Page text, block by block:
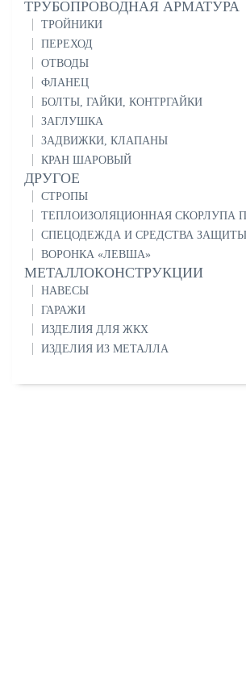
ТРУБОПРОВОДНАЯ АРМАТУРА
ТРОЙНИКИ
ПЕРЕХОД
ОТВОДЫ
ФЛАНЕЦ
БОЛТЫ, ГАЙКИ, КОНТРГАЙКИ
ЗАГЛУШКА
ЗАДВИЖКИ, КЛАПАНЫ
КРАН ШАРОВЫЙ
ДРУГОЕ
СТРОПЫ
ТЕПЛОИЗОЛЯЦИОННАЯ СКОРЛУПА
СПЕЦОДЕЖДА И СРЕДСТВА ЗАЩИТЫ
ВОРОНКА «ЛЕВША»
МЕТАЛЛОКОНСТРУКЦИИ
НАВЕСЫ
ГАРАЖИ
ИЗДЕЛИЯ ДЛЯ ЖКХ
ИЗДЕЛИЯ ИЗ МЕТАЛЛА